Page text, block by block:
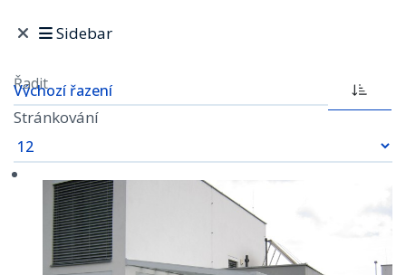
Sidebar
Řadit
Stránkování